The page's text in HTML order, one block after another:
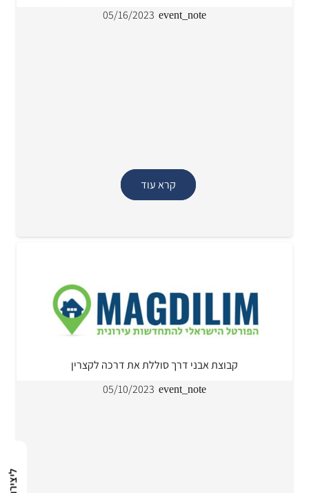
event_note
05/16/2023
קרא עוד
קבוצת אבני דרך סוללת את דרכה לקצרין
event_note
05/10/2023